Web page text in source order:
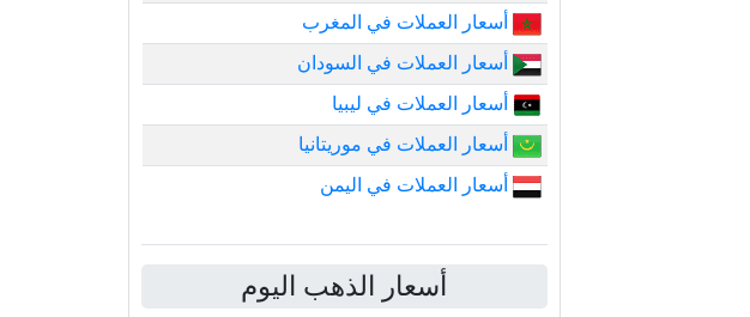
أسعار العملات في المغرب
أسعار العملات في السودان
أسعار العملات في ليبيا
أسعار العملات في موريتانيا
أسعار العملات في اليمن
أسعار الذهب اليوم